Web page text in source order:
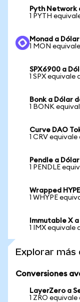
Pyth Network
1 PYTH
Monad a
1 MON
SPX6900 a
1 SPX equivale
Bonk a Dólar
1 BONK
Curve DAO
1 CRV equivale
Pendle a
1 PENDLE
Wrapped
1 WHYPE
Immutable X
1 IMX equivale
Explorar más
Conversiones
LayerZero a
1 ZRO equivale